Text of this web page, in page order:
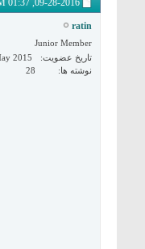
09-28-2016,
01:37 PM
ratin
Junior Member
تاریخ عضویت
2015
نوشته ها
28